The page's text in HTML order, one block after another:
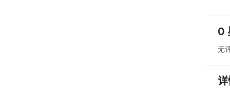
0
无